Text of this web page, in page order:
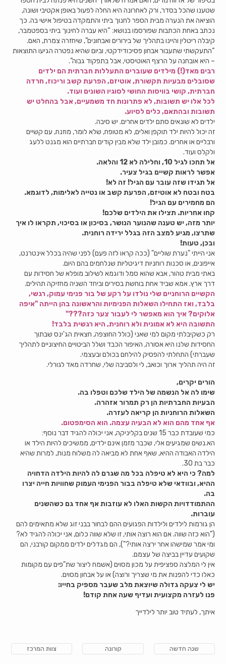
שטענו שהכל בסדר, ורק לאחרונה היא החלה לפעול באופן אקטיבי ושונה,
הוציאה את הנערה מבית הספר לחנוך ביתי והתמקדה בטיפול אישי בה. כך
נכתב באחת הכתבות שפורסמו בנושא: “היא עברה לחינוך ביתי בספטמבר,
קיבלה ריטלין והיינו בתהליך של בירורים ואבחונים”, שיחזרה צמרת, האם.
“התעקשתי שתעבור אבחון פסיכודידקטי, וביום שהיא נפטרה הגיעו התוצאות
– היא אובחנה על הרצף האוטיסטי, אבל בתפקוד גבוה”.
רבים מאד(!) מילדים שעוברים התעללות חברתית הם ילדים
שסובלים מבעיות תקשורת, אוטיזם, הפרעת קשב וריכוז, חרדה
חברתית, קושי בוויסות החושי לסוגיו השונים ועוד.
לכל אלו יש תשובות, לא פתרונות חד משמעיים, אבל בהחלט יש
תשובות ובהתאם, כלים לסיוע.
ילדים לא שונאים סתם ילדים אחרים. יש סיבה.
זה יכול להיות ילד תוקפן ואלים, לא מטופח, שלא לומר, מוזנח, עם קשיים
ורבליים או אחרים. כמובן ילד שלא מבין קודים חברתיים הוא מגנט ללעג
ולקלס ועוד.
אל תחכו לגיל 10, וחלילה לא 12 והלאה.
אפשר לראות קשיים בגיל צעיר.
אל תגידו שזה עובר עם הגיל! זה לא!
בטח ובטח לא אוטיזם, הפרעת קשב או נטייה לאלימות, לדוגמא.
הם מחמירים עם הגיל!
קחו אחריות. תצילו את הילדים שלכם!
יותר מזה, יש טענה שהנוער הנושר, בסיכון או בסיכוי, תקראו לו איך
שתרצו, מגיע למצב הזה בגלל ירידה רוחנית.
ובכן, טעות!
אני הייתי "נערת שוליים" (ככה קראו לזה פעם) לפני שהיה בכלל אינטרנט,
אייפונים, או סכנות רוחניות דיגיטליות שנלחמים בהם היום.
באתי מבית טהור, אבא שהוא סמל ודוגמא לשילוב מופלא של חסידות עם
דרך ארץ. אמא שביד אחת בוחשת בסירים וביחד השניה מחזיקה תהילים.
הקשיים הרוחניים שלי נולדו על רקע של בור פנימי עמוק, רגשי,
בלבד, ואז התחילו השאלות הפנימיות והראשונה בהן הייתה "איפה
אלוקים? איך הוא מאפשר לי לעבור צער כזה???"
התשובה היא לא אמונית ולא רוחנית, היא רגשית בלבד!
רק כשקיבלתי מקום למי שאני (כולל החוצפה, חצאית הג'ינס שבתוך
החסידות שלנו היא אסורה, האיפור הכבד ושלל הביטויים החיצוניים לתהליך
שעברתי) התחלתי להפסיק להילחם בכולם ובעצמי.
זה היה תהליך ארוך וכואב, לי ולסביבה שלי, שחרדה מאד לגורלי.
הורים יקרים,
שימו לה אל הנשמה של הילד שלכם וטפלו בה.
הבעיות החברתיות הן רק תמרור אזהרה.
השאלות הרוחניות הן קריאה לעזרה.
אף אחד מהם הוא לא הבעיה עצמה. הוא הסימפטום.
כמי שעובדת כבר 15 שנים בקליניקה, אני יכולה להגיד דבר נוסף:
הא.נשים שמגיעים אלי, שכבר מזמן אינם ילדים, ממשיכים להיות הילד או
הילדה האבודה ההיא, שאף אחת לא מביאה לה משלוח מנות, למרות שהיא
כבר בת 30.
למה? כי היא לא טיפלה בכל מה שגרם לה להיות הילדה הדחויה
ההיא, ובוודאי שלא טיפלה בבור הפנימי העמוק שחוויות חייה יצרו
בה.
ההתמודדויות הקשות האלו לא עוזבות אף אחד גם כשהשנים
עוברות.
הן גורמות לילדים ולילדות הפגועים ההם לבחור בבני זוג שלא מתאימים להם
("הוא כזה שווה. אם הוא רוצה אותי, זו שלא שווה כלום, אני יכולה להגיד לא?
ומי אמר שמישהו אחר ירצה אותי?"), הם מגדלים ילדים ממקום קורבני, הם
שקועים עדיין בביצה של עצמם.
אין לי המלצה ספציפית על מכון מסוים (אשמח ליצור שת"פים עם מקומות
כאלו כדי להפנות את מי שצריך ורוצה) או על אבחון מסוים.
יש לי צעקה גדולה שיוצאת מלב שעבר מספיק בחייו:
פנו לעזרה מקצועית ועדיף שעה אחת קודם!
איתך, לעתיד טוב יותר לילדייך
שנה חדשה קורונה צוות המרכז